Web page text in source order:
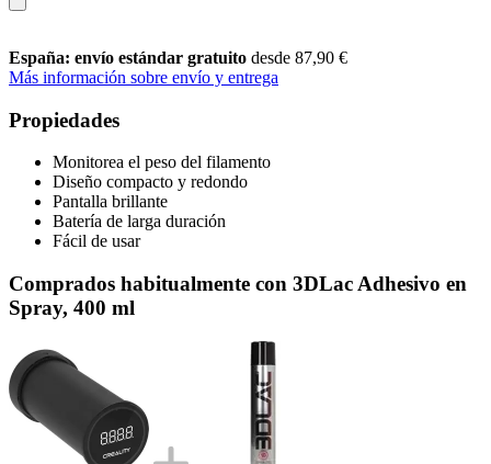
España: envío estándar gratuito desde 87,90 €
Más información sobre envío y entrega
Propiedades
Monitorea el peso del filamento
Diseño compacto y redondo
Pantalla brillante
Batería de larga duración
Fácil de usar
Comprados habitualmente con 3DLac Adhesivo en
Spray, 400 ml